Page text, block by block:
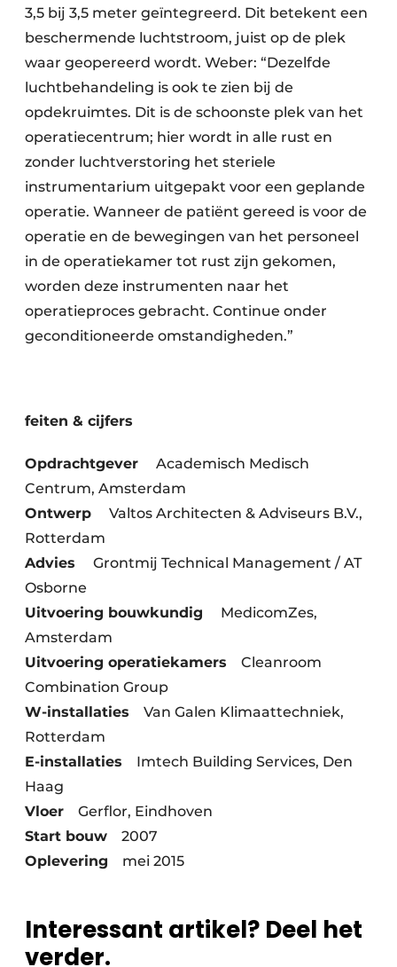
3,5 bij 3,5 meter geïntegreerd. Dit betekent een
beschermende luchtstroom, juist op de plek
waar geopereerd wordt. Weber: “Dezelfde
luchtbehandeling is ook te zien bij de
opdekruimtes. Dit is de schoonste plek van het
operatiecentrum; hier wordt in alle rust en
zonder luchtverstoring het steriele
instrumentarium uitgepakt voor een geplande
operatie. Wanneer de patiënt gereed is voor de
operatie en de bewegingen van het personeel
in de operatiekamer tot rust zijn gekomen,
worden deze instrumenten naar het
operatieproces gebracht. Continue onder
geconditioneerde omstandigheden.”
feiten & cijfers
Opdrachtgever Academisch Medisch
Centrum, Amsterdam
Ontwerp Valtos Architecten & Adviseurs B.V.,
Rotterdam
Advies Grontmij Technical Management / AT
Osborne
Uitvoering bouwkundig MedicomZes,
Amsterdam
Uitvoering operatiekamers Cleanroom
Combination Group
W-installaties Van Galen Klimaattechniek,
Rotterdam
E-installaties Imtech Building Services, Den
Haag
Vloer Gerflor, Eindhoven
Start bouw 2007
Oplevering mei 2015
Interessant artikel? Deel het
verder.